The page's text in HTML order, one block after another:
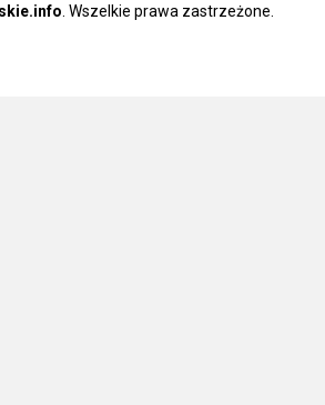
. Wszelkie prawa zastrzeżone.